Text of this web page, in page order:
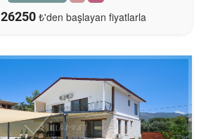
26250 ₺'den başlayan fiyatlarla